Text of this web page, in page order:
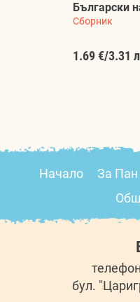
Български
Сборник
1.69 €/3.31
Начало За Пан
бул.